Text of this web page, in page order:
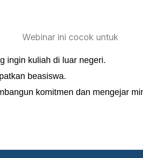
Webinar ini cocok untuk
ingin kuliah di luar negeri.
beasiswa.
komitmen dan mengejar